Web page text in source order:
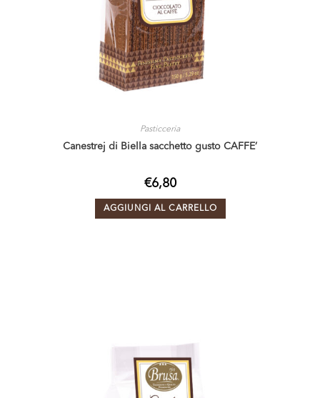
Pasticceria
Canestrej di Biella sacchetto gusto CAFFE’
€6,80
AGGIUNGI AL CARRELLO